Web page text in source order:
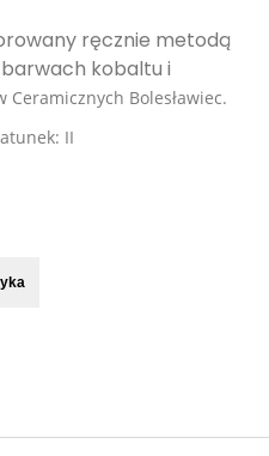
ręcznie metodą
kobaltu i
Ceramicznych Bolesławiec.
II